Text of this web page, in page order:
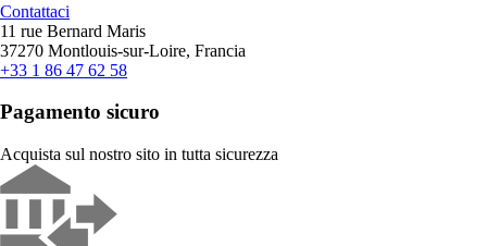
Contattaci
11 rue Bernard Maris
37270 Montlouis-sur-Loire, Francia
+33 1 86 47 62 58
Pagamento sicuro
Acquista sul nostro sito in tutta sicurezza